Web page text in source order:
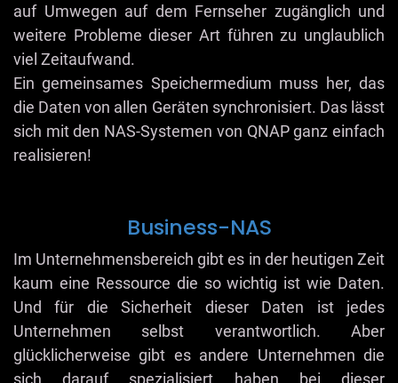
auf Umwegen auf dem Fernseher zugänglich und
weitere Probleme dieser Art führen zu unglaublich
viel Zeitaufwand.
Ein gemeinsames Speichermedium muss her, das
die Daten von allen Geräten synchronisiert. Das lässt
sich mit den NAS-Systemen von QNAP ganz einfach
realisieren!
Business-NAS
Im Unternehmensbereich gibt es in der heutigen Zeit
kaum eine Ressource die so wichtig ist wie Daten.
Und für die Sicherheit dieser Daten ist jedes
Unternehmen selbst verantwortlich. Aber
glücklicherweise gibt es andere Unternehmen die
sich darauf spezialisiert haben bei dieser